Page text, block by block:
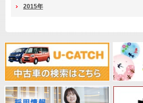
2015年